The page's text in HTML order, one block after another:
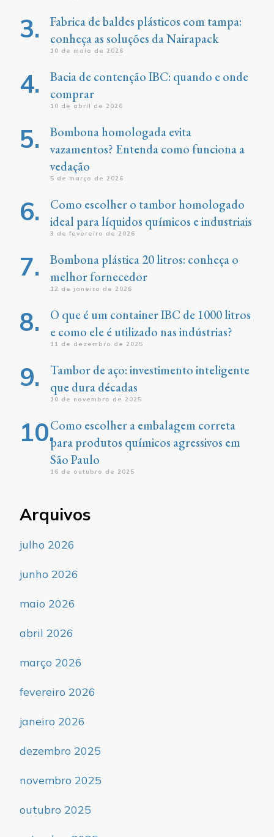
Fabrica de baldes plásticos com tampa:
conheça as soluções da Nairapack
10 de maio de 2026
Bacia de contenção IBC: quando e onde
comprar
10 de abril de 2026
Bombona homologada evita
vazamentos? Entenda como funciona a
vedação
5 de março de 2026
Como escolher o tambor homologado
ideal para líquidos químicos e industriais
3 de fevereiro de 2026
Bombona plástica 20 litros: conheça o
melhor fornecedor
12 de janeiro de 2026
O que é um container IBC de 1000 litros
e como ele é utilizado nas indústrias?
11 de dezembro de 2025
Tambor de aço: investimento inteligente
que dura décadas
10 de novembro de 2025
Como escolher a embalagem correta
para produtos químicos agressivos em
São Paulo
16 de outubro de 2025
Arquivos
julho 2026
junho 2026
maio 2026
abril 2026
março 2026
fevereiro 2026
janeiro 2026
dezembro 2025
novembro 2025
outubro 2025